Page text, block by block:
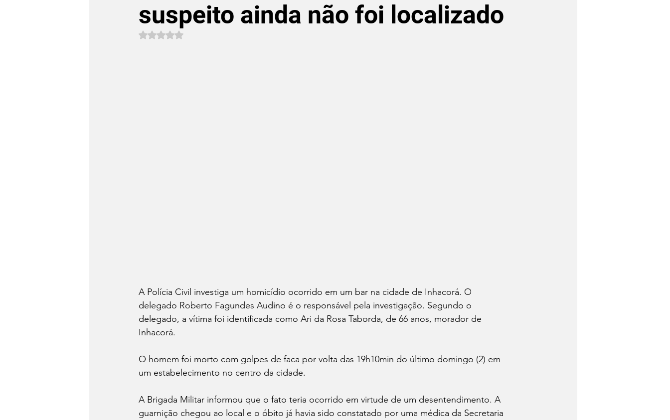
suspeito ainda não foi localizado
Avaliado com NaN de 5 estrelas.
A Polícia Civil investiga um homicídio ocorrido em um bar na cidade de Inhacorá. O
delegado Roberto Fagundes Audino é o responsável pela investigação. Segundo o
delegado, a vítima foi identificada como Ari da Rosa Taborda, de 66 anos, morador de
Inhacorá.
O homem foi morto com golpes de faca por volta das 19h10min do último domingo (2) em
um estabelecimento no centro da cidade.
A Brigada Militar informou que o fato teria ocorrido em virtude de um desentendimento. A
guarnição chegou ao local e o óbito já havia sido constatado por uma médica da Secretaria